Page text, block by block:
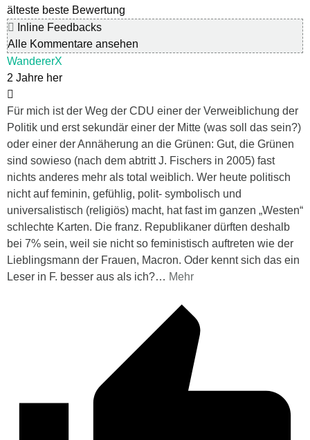
älteste beste Bewertung
Inline Feedbacks
Alle Kommentare ansehen
WandererX
2 Jahre her
Für mich ist der Weg der CDU einer der Verweiblichung der
Politik und erst sekundär einer der Mitte (was soll das sein?)
oder einer der Annäherung an die Grünen: Gut, die Grünen
sind sowieso (nach dem abtritt J. Fischers in 2005) fast
nichts anderes mehr als total weiblich. Wer heute politisch
nicht auf feminin, gefühlig, polit- symbolisch und
universalistisch (religiös) macht, hat fast im ganzen „Westen“
schlechte Karten. Die franz. Republikaner dürften deshalb
bei 7% sein, weil sie nicht so feministisch auftreten wie der
Lieblingsmann der Frauen, Macron. Oder kennt sich das ein
Leser in F. besser aus als ich?… Mehr